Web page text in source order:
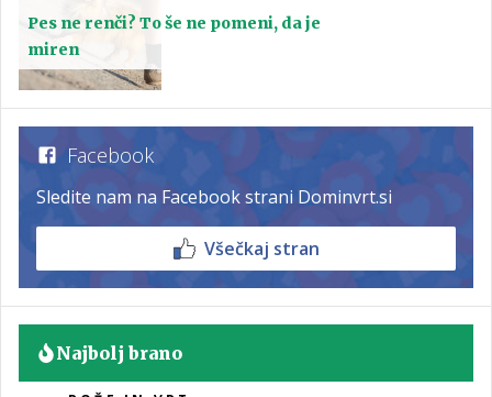
Pes ne renči? To še ne pomeni, da je
miren
Facebook
Sledite nam na Facebook strani Dominvrt.si
Všečkaj stran
Najbolj brano